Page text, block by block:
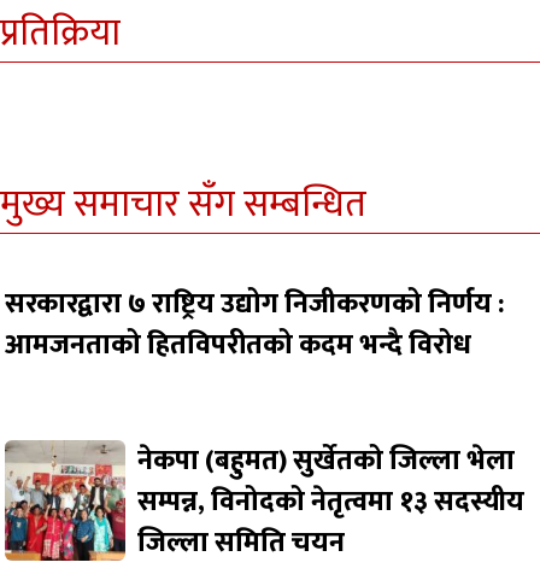
प्रतिक्रिया
मुख्य समाचार सँग सम्बन्धित
सरकारद्वारा ७ राष्ट्रिय उद्योग निजीकरणको निर्णय :
आमजनताको हितविपरीतको कदम भन्दै विरोध
नेकपा (बहुमत) सुर्खेतको जिल्ला भेला
सम्पन्न, विनोदको नेतृत्वमा १३ सदस्यीय
जिल्ला समिति चयन